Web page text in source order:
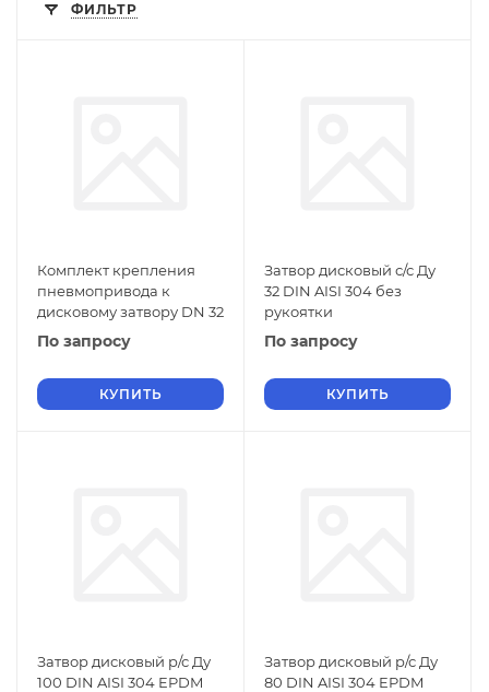
ФИЛЬТР
Комплект крепления
пневмопривода к
дисковому затвору DN 32
По запросу
КУПИТЬ
Затвор дисковый с/с Ду
32 DIN AISI 304 без
рукоятки
По запросу
КУПИТЬ
Затвор дисковый р/с Ду
100 DIN AISI 304 EPDM
Затвор дисковый р/с Ду
80 DIN AISI 304 EPDM